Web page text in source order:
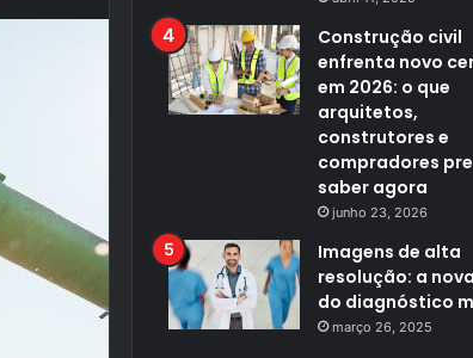
Construção civil
enfrenta novo
em 2026: o que
arquitetos,
construtores e
compradores
saber agora
junho 23, 2026
Imagens de alta
resolução: a
do diagnóstico
março 26, 2025